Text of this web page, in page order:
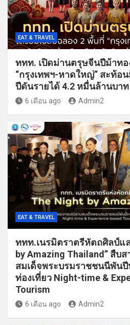
EAT & TRAVEL
ททท. เปิดม่านตรุษจีนปีม้าทอ
“กรุงเทพฯ-หาดใหญ่” สะท้อ
ปีดันรายได้ 4.2 หมื่นล้านบาท
6 เดือน ago Admin2
EAT & TRAVEL
ททท.เนรมิตราตรีหัตถศิลป์แ
by Amazing Thailand” สืบ
สมเด็จพระบรมราชชนนีพันปี
ท่องเที่ยว Night-time &
Tourism
6 เดือน ago Admin2